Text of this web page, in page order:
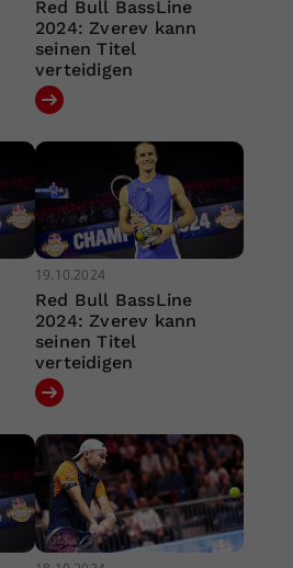
Red Bull BassLine
2024: Zverev kann
seinen Titel
verteidigen
19.10.2024
Red Bull BassLine
2024: Zverev kann
seinen Titel
verteidigen